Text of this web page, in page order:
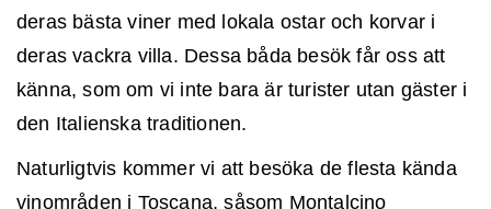
deras bästa viner med lokala ostar och korvar i
deras vackra villa. Dessa båda besök får oss att
känna, som om vi inte bara är turister utan gäster i
den Italienska traditionen.
Naturligtvis kommer vi att besöka de flesta kända
vinområden i Toscana, såsom Montalcino